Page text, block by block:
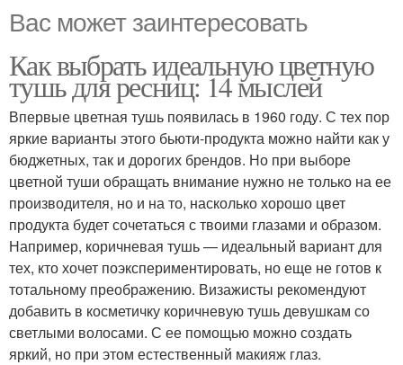
Вас может заинтересовать
Как выбрать идеальную цветную
тушь для ресниц: 14 мыслей
Впервые цветная тушь появилась в 1960 году. С тех пор
яркие варианты этого бьюти-продукта можно найти как у
бюджетных, так и дорогих брендов. Но при выборе
цветной туши обращать внимание нужно не только на ее
производителя, но и на то, насколько хорошо цвет
продукта будет сочетаться с твоими глазами и образом.
Например, коричневая тушь — идеальный вариант для
тех, кто хочет поэкспериментировать, но еще не готов к
тотальному преображению. Визажисты рекомендуют
добавить в косметичку коричневую тушь девушкам со
светлыми волосами. С ее помощью можно создать
яркий, но при этом естественный макияж глаз.